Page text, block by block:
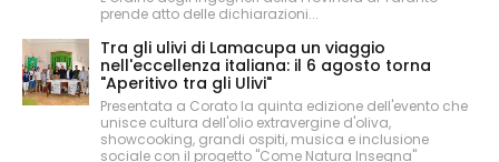
prende atto delle dichiarazioni...
Tra gli ulivi di Lamacupa un viaggio
nell'eccellenza italiana: il 6 agosto torna
"Aperitivo tra gli Ulivi"
Presentata a Corato la quinta edizione dell'evento che
unisce cultura dell'olio extravergine d'oliva,
showcooking, grandi ospiti, musica e inclusione
sociale con il progetto "Come Natura Insegna"